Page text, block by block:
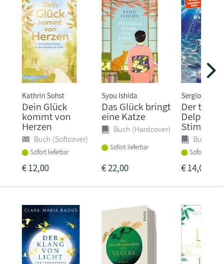
Kathrin Sohst
Dein Glück
kommt von
Herzen
Buch (Softcover)
Sofort lieferbar
€12,00
Syou Ishida
Das Glück bringt
eine Katze
Buch (Hardcover)
Sofort lieferbar
€22,00
Sergio
Der
Delphin
Stimme
Buch
Sofort
€14,00